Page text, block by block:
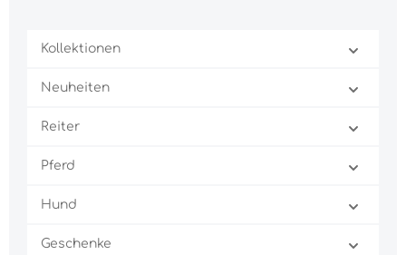
Kollektionen
Neuheiten
Reiter
Pferd
Hund
Geschenke